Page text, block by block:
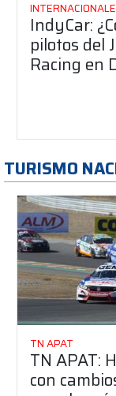
IndyCar:
pilotos del
Racing en
TURISMO
TN APAT
TN APAT:
con